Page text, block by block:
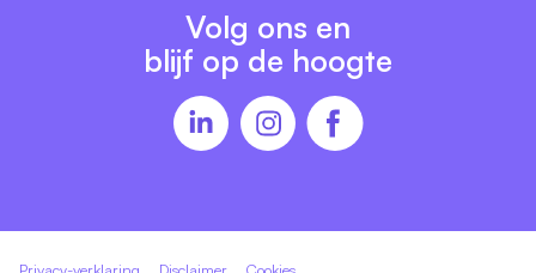
en een service die verwachtingen overtreft.
Je bent verantwoordelijk voor het formuleren en
behalen van de verkoopdoelen binnen de offshore
markt. Daarnaast blijf je goed op de hoogte van
Volg ons en
blijf op de hoogte